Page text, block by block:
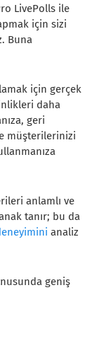
LivePolls ile
için sizi
Buna
için gerçek
daha
geri
müşterilerinizi
anlamlı ve
tanır; bu da
analiz
geniş